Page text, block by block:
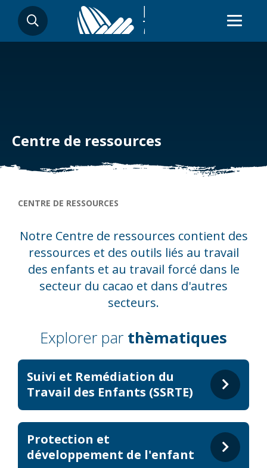
contenu
RECHERCHER
Centre de ressources
Fil d'Ariane
CENTRE DE RESSOURCES
Notre Centre de ressources contient des
ressources et des outils liés au travail
des enfants et au travail forcé dans le
secteur du cacao et dans d'autres
secteurs.
Explorer par thèmatiques
Suivi et Remédiation du
Travail des Enfants (SSRTE)
Protection et
développement de l'enfant